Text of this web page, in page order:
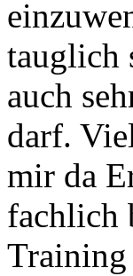
tauglich
auch
darf.
mir da
fachlich
Training